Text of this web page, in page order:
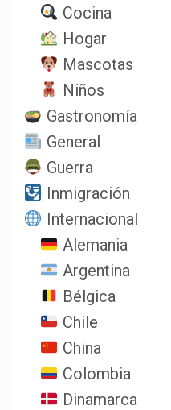
Cocina
Hogar
Mascotas
Niños
Gastronomía
General
Guerra
Inmigración
Internacional
Alemania
Argentina
Bélgica
Chile
China
Colombia
Dinamarca